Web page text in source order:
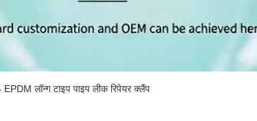
लॉन्ग टाइप पाइप लीक रिपेयर क्लैंप